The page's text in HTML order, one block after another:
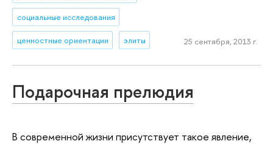
социальные исследования
ценностные ориентации элиты 25 сентября, 2013 г.
Подарочная прелюдия
В современной жизни присутствует такое явление,